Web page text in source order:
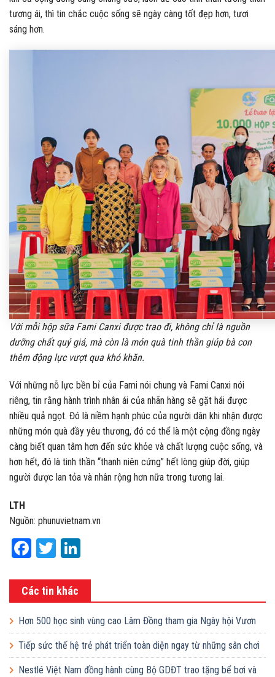
tương ái, thì tin chắc cuộc sống sẽ ngày càng tốt đẹp hơn, tươi
sáng hơn.
Với mỗi hộp sữa Fami Canxi được trao đi, không chỉ là nguồn
dưỡng chất quý giá, mà còn là món quà tinh thần giúp bà con
thêm động lực vượt qua khó khăn.
Với những nỗ lực bền bỉ của Fami nói chung và Fami Canxi nói
riêng, tin rằng hành trình nhân ái của nhãn hàng sẽ gặt hái được
nhiều quả ngọt. Đó là niềm hạnh phúc của người dân khi nhận được
những món quà đầy yêu thương, đó có thể là một cộng đồng ngày
càng biết quan tâm hơn đến sức khỏe và chất lượng cuộc sống, và
hơn hết, đó là tinh thần “thanh niên cứng” hết lòng giúp đời, giúp
người được lan tỏa và nhân rộng hơn nữa trong tương lai.
LTH
Nguồn: phunuvietnam.vn
Facebook
Twitter
Các tin khác
Hơn 500 học sinh vùng cao Lâm Đồng tham gia Ngày hội Vươn
cao Việt Nam
Tiếp sức thế hệ trẻ phát triển toàn diện ngay từ những sân chơi
học đường
Nestlé Việt Nam đồng hành cùng Bộ GDĐT trao tặng bể bơi và